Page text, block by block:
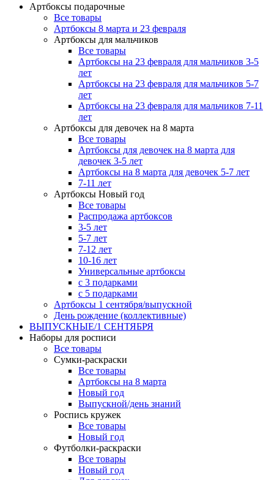
Артбоксы подарочные
Все товары
Артбоксы 8 марта и 23 февраля
Артбоксы для мальчиков
Все товары
Артбоксы на 23 февраля для мальчиков 3-5
лет
Артбоксы на 23 февраля для мальчиков 5-7
лет
Артбоксы на 23 февраля для мальчиков 7-11
лет
Артбоксы для девочек на 8 марта
Все товары
Артбоксы для девочек на 8 марта для
девочек 3-5 лет
Артбоксы на 8 марта для девочек 5-7 лет
7-11 лет
Артбоксы Новый год
Все товары
Распродажа артбоксов
3-5 лет
5-7 лет
7-12 лет
10-16 лет
Универсальные артбоксы
с 3 подарками
с 5 подарками
Артбоксы 1 сентября/выпускной
День рождение (коллективные)
ВЫПУСКНЫЕ/1 СЕНТЯБРЯ
Наборы для росписи
Все товары
Сумки-раскраски
Все товары
Артбоксы на 8 марта
Новый год
Выпускной/день знаний
Роспись кружек
Все товары
Новый год
Футболки-раскраски
Все товары
Новый год